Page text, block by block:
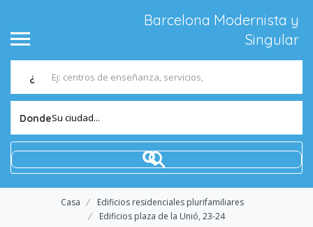
Barcelona Modernista y
Singular
¿
DondeSu ciudad...
Casa
Edificios residenciales plurifamiliares
Edificios plaza de la Unió, 23-24